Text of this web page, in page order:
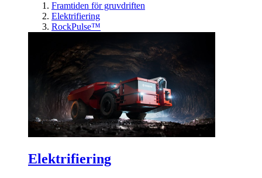
Framtiden för gruvdriften
Elektrifiering
RockPulse™
Elektrifiering